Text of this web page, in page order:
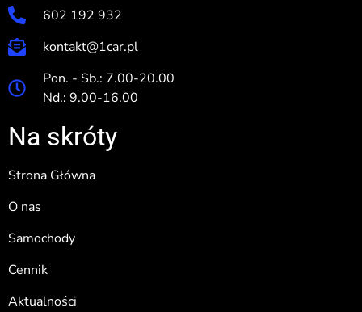
602 192 932
kontakt@1car.pl
Pon. - Sb.: 7.00-20.00
Nd.: 9.00-16.00
Na skróty
Strona Główna
O nas
Samochody
Cennik
Aktualności